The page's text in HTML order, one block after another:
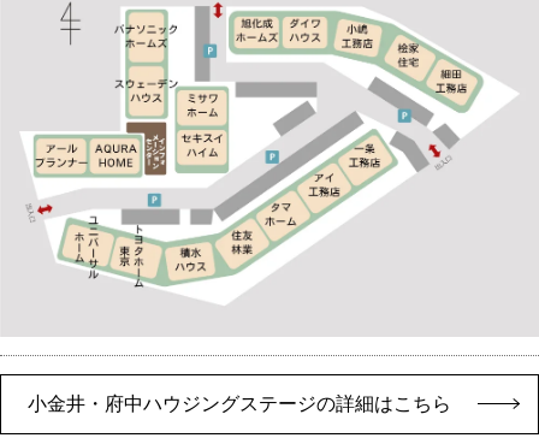
小金井・府中ハウジングステージの詳細はこちら